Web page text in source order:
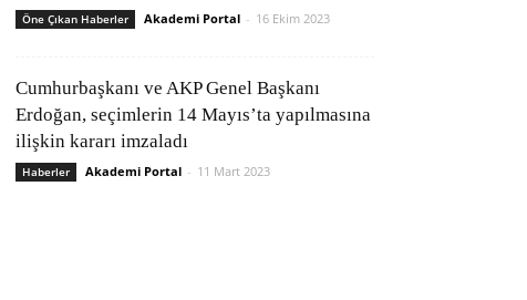
Öne Çıkan Haberler Akademi Portal - 16 Ekim 2023
Cumhurbaşkanı ve AKP Genel Başkanı
Erdoğan, seçimlerin 14 Mayıs’ta yapılmasına
ilişkin kararı imzaladı
Haberler Akademi Portal - 11 Mart 2023